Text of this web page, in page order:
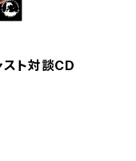
スト対談CD